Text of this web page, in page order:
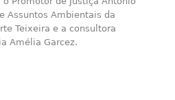
Assuntos Ambientais da
Teixeira e a consultora
Amélia Garcez.